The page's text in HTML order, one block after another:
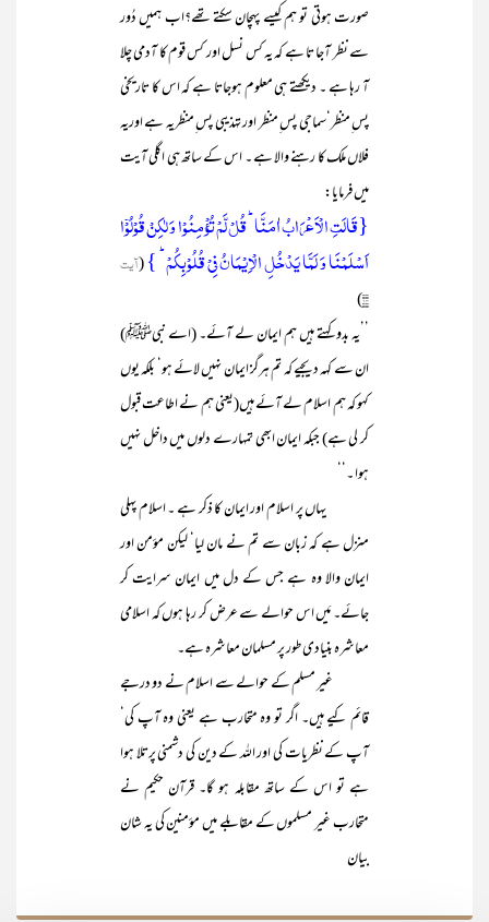
صورت ہوتی تو ہم کیسے پہچان سکتے تھے؟اب ہمیں دُور
سے نظر آجا تا ہے کہ یہ کس نسل اور کس قوم کا آدمی چلا
آ رہا ہے ۔ دیکھتے ہی معلوم ہوجاتا ہے کہ اس کا تاریخی
پس ِمنظر‘سماجی پس ِمنظر اور تہذیبی پس ِمنظریہ ہے اوریہ
فلاں ملک کا رہنے والا ہے ۔ اس کے ساتھ ہی اگلی آیت
میں فرمایا:
{قَالَتِ الۡاَعۡرَابُ اٰمَنَّا ؕ قُلۡ لَّمۡ تُؤۡمِنُوۡا وَ لٰکِنۡ قُوۡلُوۡۤا
اَسۡلَمۡنَا وَ لَمَّا یَدۡخُلِ الۡاِیۡمَانُ فِیۡ قُلُوۡبِکُمۡ ؕ }(آیت
۱۴)
’’یہ بدو کہتے ہیں ہم ایمان لے آئے۔ (اے نبیﷺ)
ان سے کہہ دیجیے کہ تم ہرگز ایمان نہیں لائے ہو‘ بلکہ یوں
کہو کہ ہم اسلام لے آئے ہیں(یعنی ہم نے اطاعت قبول
کر لی ہے) جبکہ ایمان ابھی تمہارے دلوں میں داخل نہیں
ہوا ۔‘‘
یہاں پر اسلام اور ایمان کا ذکر ہے ۔ اسلام پہلی
منزل ہے کہ زبان سے تم نے مان لیا‘ لیکن مؤمن اور
ایمان والا وہ ہے جس کے دل میں ایمان سرایت کر
جائے۔ مَیں اس حوالے سے عرض کر رہا ہوں کہ اسلامی
معاشرہ بنیادی طور پر مسلمان معاشرہ ہے۔
غیر مسلم کے حوالے سے اسلام نے دو درجے
قائم کیے ہیں۔ اگر تو وہ متحارب ہے یعنی وہ آپ کی‘
آپ کے نظریات کی اور اللہ کے دین کی دشمنی پرتلا ہوا
ہے تو اس کے ساتھ مقابلہ ہو گا۔ قرآن حکیم نے
متحارب غیر مسلموں کے مقابلے میں مؤمنین کی یہ شان
بیان